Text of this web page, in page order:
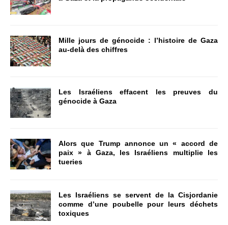
Mille jours de génocide : l’histoire de Gaza
au-delà des chiffres
Les Israéliens effacent les preuves du
génocide à Gaza
Alors que Trump annonce un « accord de
paix » à Gaza, les Israéliens multiplie les
tueries
Les Israéliens se servent de la Cisjordanie
comme d’une poubelle pour leurs déchets
toxiques